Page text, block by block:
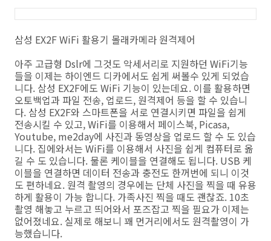
삼성 EX2F WiFi 활용기 몰래카메라 원격제어
아주 고급형 Dslr에 그것도 악세서리로 지원하던 WiFi기능
들을 이제는 하이엔드 디카에서도 쉽게 써볼수 있게 되었습
니다. 삼성 EX2F에도 WiFi 기능이 있는데요. 이를 활용하면
오토백업과 파일 전송, 업로드, 원격제어 등을 할 수 있습니
다. 삼성 EX2F와 스마트폰을 서로 연결시키면 파일을 쉽게
전송시킬 수 있고, WiFi를 이용해서 페이스북, Picasa,
Youtube, me2day에 사진과 동영상을 업로드 할 수 도 있습
니다. 집에와서는 WiFi를 이용해서 사진을 쉽게 컴퓨터로 옮
길 수 도 있습니다. 물론 케이블을 연결해도 됩니다. USB 케
이블을 연결하면 데이터 전송과 충전도 한꺼번에 되니 이것
도 편하네요. 원격 촬영의 경우에는 단체 사진을 찍을 때 유용
하게 활용이 가능 합니다. 가족사진 찍을 때도 괜찮죠. 10초
촬영 해놓고 누르고 띄어와서 포즈잡고 찍을 필요가 이제는
없어졌네요. 실제로 해보니 꽤 먼거리에서도 원격촬영이 가
능했습니다.